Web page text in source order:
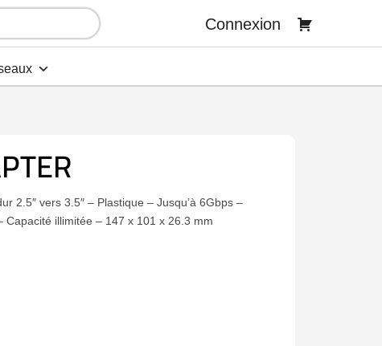
Connexion
2.5″ vers 3.5″ – Plastique – Jusqu’à 6Gbps –
Capacité illimitée – 147 x 101 x 26.3 mm